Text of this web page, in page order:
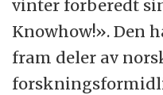
vinter forberedt
Knowhow!». Den
fram deler av